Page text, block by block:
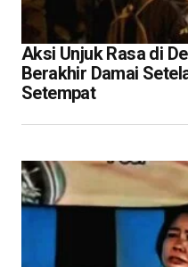
Aksi Unjuk Rasa di
Berakhir Damai
Setempat